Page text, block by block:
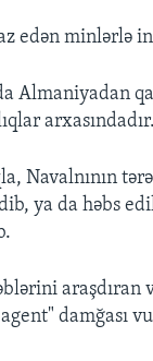
edən minlərlə
Almaniyadan
arxasındadır.
Navalnının
ya da həbs
damğası